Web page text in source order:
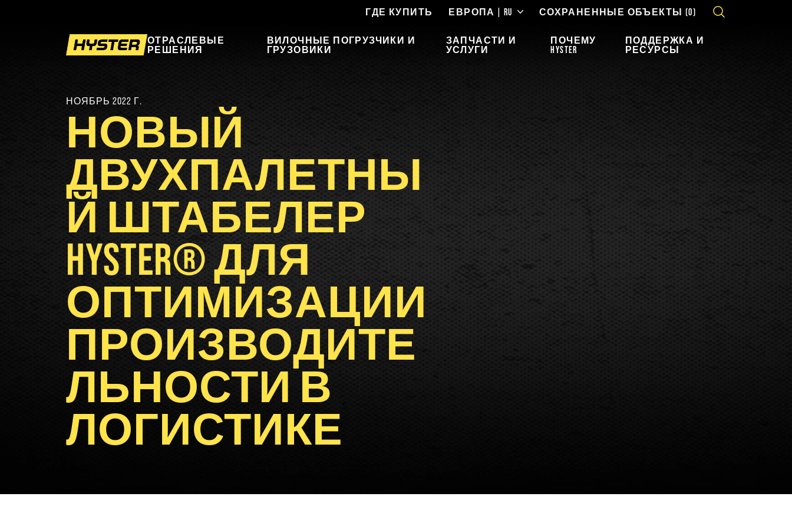
ГДЕ КУПИТЬ ЕВРОПА | RU СОХРАНЕННЫЕ ОБЪЕКТЫ (0)
ОТРАСЛЕВЫЕ
РЕШЕНИЯ
ВИЛОЧНЫЕ ПОГРУЗЧИКИ И
ГРУЗОВИКИ
ЗАПЧАСТИ И
УСЛУГИ
ПОЧЕМУ
HYSTER
ПОДДЕРЖКА И
РЕСУРСЫ
НОЯБРЬ 2022 Г.
НОВЫЙ
ДВУХПАЛЕТНЫ
Й ШТАБЕЛЕР
HYSTER® ДЛЯ
ОПТИМИЗАЦИИ
ПРОИЗВОДИТЕ
ЛЬНОСТИ В
ЛОГИСТИКЕ